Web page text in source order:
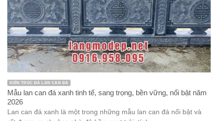
KIẾN TRÚC ĐÁ LAN CAN ĐÁ
Mẫu lan can đá xanh tinh tế, sang trọng, bền vững, nổi bật năm
2026
Lan can đá xanh là một trong những mẫu lan can đá nổi bật và